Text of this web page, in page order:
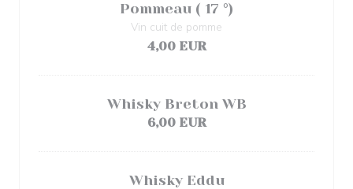
Pommeau ( 17 °)
Vin cuit de pomme
4,00 EUR
Whisky Breton WB
6,00 EUR
Whisky Eddu